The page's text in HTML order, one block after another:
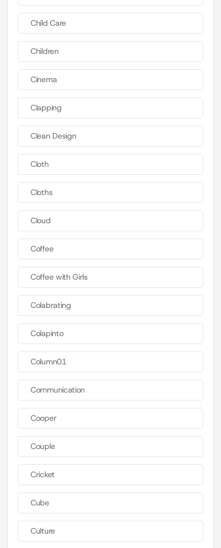
Child Care
Children
Cinema
Clapping
Clean Design
Cloth
Cloths
Cloud
Coffee
Coffee with Girls
Colabrating
Colapinto
Column01
Communication
Cooper
Couple
Cricket
Cube
Culture